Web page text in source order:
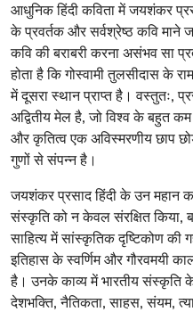
आधुनिक हिंदी कविता में जयशंकर
के प्रवर्तक और सर्वश्रेष्ठ कवि
कवि की बराबरी करना असंभव सा
होता है कि गोस्वामी तुलसीदास के
में दूसरा स्थान प्राप्त है। वस्तुतः,
अद्वितीय मेल है, जो विश्व के बहुत
और कृतित्व एक अविस्मरणीय छाप
गुणों से संपन्न है।
जयशंकर प्रसाद हिंदी के उन महान
संस्कृति को न केवल संरक्षित किया,
साहित्य में सांस्कृतिक दृष्टिकोण की
इतिहास के स्वर्णिम और गौरवमयी
है। उनके काव्य में भारतीय संस्कृति
देशभक्ति, नैतिकता, साहस, संयम,